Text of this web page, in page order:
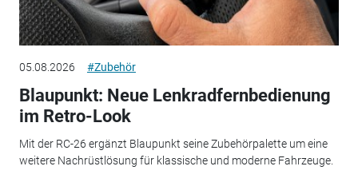
05.08.2026 #Zubehör
Blaupunkt: Neue Lenkradfernbedienung
im Retro-Look
Mit der RC-26 ergänzt Blaupunkt seine Zubehörpalette um eine
weitere Nachrüstlösung für klassische und moderne Fahrzeuge.